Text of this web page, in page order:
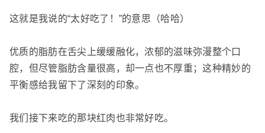
这就是我说的“太好吃了！”的意思（哈哈）
优质的脂肪在舌尖上缓缓融化，浓郁的滋味弥漫整个口
腔，但尽管脂肪含量很高，却一点也不厚重；这种精妙的
平衡感给我留下了深刻的印象。
我们接下来吃的那块红肉也非常好吃。